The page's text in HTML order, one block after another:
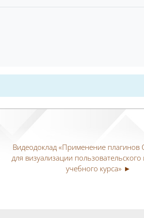
Видеодоклад «Применение плагинов
для визуализации
учебного курса» ►